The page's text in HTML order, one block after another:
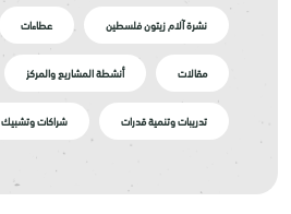
نشرة آلام زيتون فلسطين عطاءات
مقالات أنشطة المشاريع والمركز
تدريبات وتنمية قدرات شراكات وتشبيك